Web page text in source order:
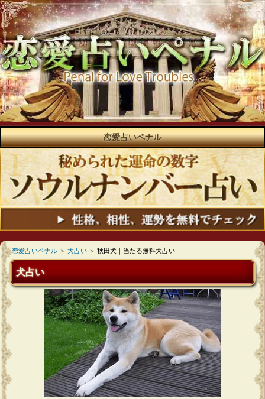
恋愛占いペナル
恋愛占いペナル ＞ 犬占い ＞ 秋田犬｜当たる無料犬占い
犬占い